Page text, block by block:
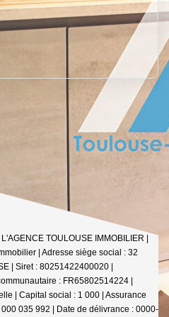
TOULOUSE IMMOBILIER |
| Adresse siège social : 32
| Siret : 80251422400020 |
: FR65802514224 |
| Capital social : 1 000 | Assurance
035 992 | Date de délivrance : 0000-